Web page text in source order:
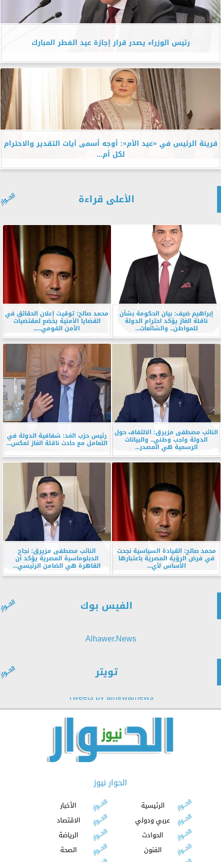
رئيس الوزراء يصدر قرار إجازة عيد الفطر المبارك
قرينة الرئيس في «عيد الأم»: أوجه أسمى آيات التقدير والاحترام
لكل أم...
الأعلى قراءة
إبراهيم ضيف: بيان الحكومة بشأن
ناقلة الغاز يؤكد احترام الدولة
للمواطن.. والشائعات...
محمد صالح: توقيت إعلان الحقائق في
القضايا الأمنية يخضع لمقتضيات
الأمن القومي.....
النائب مصطفى مزيرق: الالتفاف حول
الدولة واجب وطني.. والبيانات
الرسمية هي المصدر...
رئيس حزب الغد: شفافية الدولة في
التعامل مع حادث ناقلة الغاز تعكس...
محمد صالح: القيادة السياسية نجحت
في فرض الرؤية المصرية باعتبارها
الأساس لأي...
النائب مصطفى مزيرق: نجاح
الدبلوماسية المصرية يؤكد أن
القاهرة هي الضامن الرئيسي...
الفيس بوك
Alhawer.News
تويتر
Tweets by alhewarnews
الحوار نيوز
الرئيسية
الأخبار
عربي ودولي
الاقتصاد
الحوادث
الرياضة
الفنون
الصحة